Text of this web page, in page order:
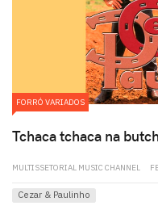
FORRÓ VARIADOS
Tchaca tchaca na
MULTISSETORIAL MUSIC CHANNEL
Cezar & Paulinho